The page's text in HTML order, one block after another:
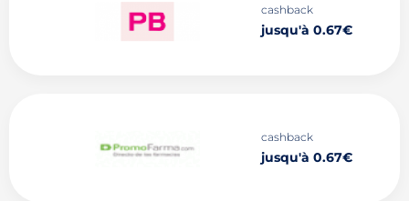
cashback
jusqu'à 0.67€
cashback
jusqu'à 0.67€